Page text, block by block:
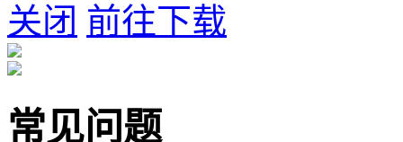
关闭 前往下载
常见问题